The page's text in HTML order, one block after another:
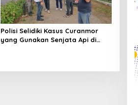
Polisi Selidiki Kasus Curanmor
yang Gunakan Senjata Api di